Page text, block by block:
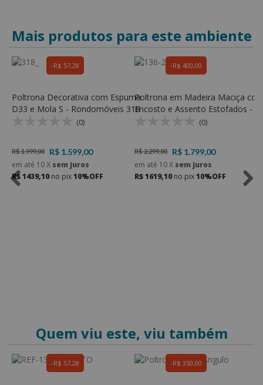
Mais produtos para este ambiente
R$ 57,28 R$ 400,00
Poltrona Decorativa com Espuma
D33 e Mola S - Rondomóveis 318
(0)
R$ 1.999,00
R$ 1.599,00
em até 10X sem juros
R$ 1439,10no pix10%OFF
Poltrona em Madeira Maciça com
Encosto e Assento Estofados -
(0)
R$ 2.299,00
R$ 1.799,00
em até 10X sem juros
R$ 1619,10no pix10%OFF
Quem viu este, viu também
R$ 57,28 R$ 350,00